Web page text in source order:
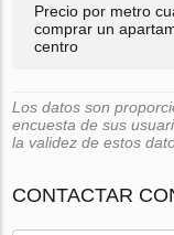
Precio por metro
comprar un
centro
Los datos son
encuesta de sus
la validez de estos
CONTACTAR